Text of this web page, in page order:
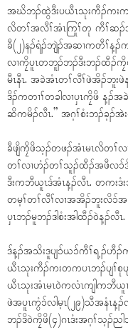
အဃိဘၣ်ထွဲဒီးပယီၤသုးကီၣ်ကးက
လိတၢ်အလီၢ်အံၤကြုၢ်တု ကီၢ်ဆၣ်အ
ခီ(၂)နၣ်ရံၣ်ဘျဲၣ်အဆၢကတီၢ်န့
လၢကၠိပူၤတဘူၣ်ဘၣ်ဒီးဘၣ်ထီၣ်ကၠိ
မီၤနီၤ. အခဲအံၤတၢ်လီၢ်ဖဲအိၣ်ဘူ
ဒိၣ်ကတၢၢ်တခါလၢပှၤကၠိဖိ န့
ဆိကမိၣ်လီၤ.” အဂ့ၢ်စံးဘၣ်ခ့ၣ်
ခီဖျိကၠိဖိသ့ၣ်တဖၣ်အံၤမၤလိတၢ်
တၢ်လၢဟံၣ်တၢ်သူၣ်ထီၣ်အဖီလၥ်ဒ်
ဒီးကဘီယူၤဒ်အံၤန့ၣ်လီၤ. တကး
တမ့ၢ်တၢ်လီၢ်လၢအအိၣ်ဘူးလိၥ်အ
ပှၤဘၣ်မူဘၣ်ဒါစံးအါထီၣ်ဝဲန့ၣ်လီၤ.
ဒ်န့ၣ်အသိးဒူပျၥ်ယၥ်ကီၢ်ရ့ၣ်ဟီၣ်
ယီၤသုးကီၣ်ကးတကပၤဘၣ်ပျၢ်
ယီၤသုးအံၤမၤဝဲကလံၤကျါကဘီ
ဖဲအပူၤကွံၥ်လါမ့ၤ(၂၉)သီအနံၤန့
ဘၣ်ဒိဝဲကၠိဖိ(၄)ဂၤဒံးအဂ့ၢ်သ့ၣ်ည